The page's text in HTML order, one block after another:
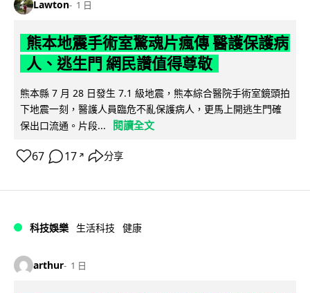
Lawton 1 日
熊本地震手術室驚魂片瘋傳 醫護保護病
人、逃生門 網民讚值得尊敬
熊本縣 7 月 28 日發生 7.1 級地震，熊本綜合醫院手術室鏡頭拍
下地震一刻，醫護人員臨危不亂保護病人，更馬上開逃生門確
保出口流通。片段...
閱讀全文
67 17 ↗ 分享
科技娛樂 生活科技 健康
arthur 1 日